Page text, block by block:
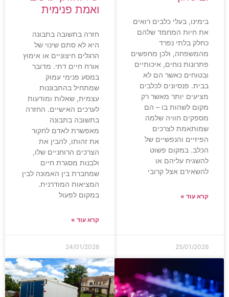
בימינו, בעלי כלבים רואים
את חיות המחמד שלהם
כחלק בלתי נפרד
מהמשפחה, ולכן מחפשים
פתרונות נוחים, איכותיים
ובטוחים כאשר הם לא
בבית. פנסיונים לכלבים
מציעים יותר מאשר רק
מקום לשהות בו – הם
מספקים חוויה שלמה
שמותאמת לצרכים
הפיזיים והנפשיים של
הכלב. במקום פשוט
להשגיח עליהם או
להשאירם אצל קרובי
קרא עוד »
25/01/2026
ואמת פנימית
חזרה בתשובה בתבונה
היא לא סתם שינוי של
הרגלים חיצוניים או אימוץ
אורח חיים דתי. מדובר
במסע פנימי עמוק
שמתחיל בהתבוננות
עצמית, שאלות ומודעות
לערכים האישיים. החזרה
בתשובה בתבונה
מאפשרת לאדם לחקור
את זהותו, להבין את
הצרכים הרוחניים שלו,
ולבנות מסגרת חיים
שמחברת בין האמונה לבין
המציאות המודרנית.
במקום לפעול
קרא עוד »
24/01/2026